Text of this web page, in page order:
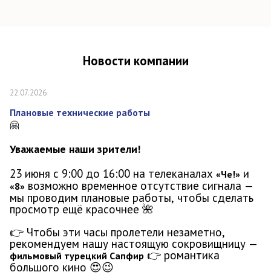
Новости компании
22.07.2026
Плановые технические работы
🤗
Уважаемые наши зрители!
23 июня с 9:00 до 16:00 на телеканалах «Че!» и
«8»
мы проводим плановые работы, чтобы сделать
просмотр ещё красочнее 🌺
👉
рекомендуем нашу настоящую сокровищницу —
фильмовый турецкий Сапфир 👉 романтика
большого кино 😍😉